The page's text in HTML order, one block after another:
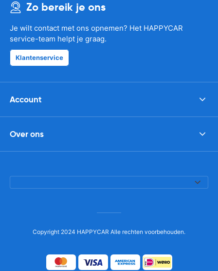
Zo bereik je ons
Je wilt contact met ons opnemen? Het HAPPYCAR
service-team helpt je graag.
Klantenservice
Account
Over ons
Copyright 2024 HAPPYCAR Alle rechten voorbehouden.